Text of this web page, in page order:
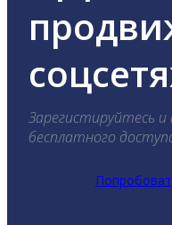
Зарегистируйтесь
бесплатного